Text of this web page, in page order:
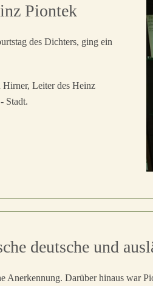
Piontek
des Dichters, ging ein
Leiter des Heinz
Stadt.
deutsche und
Anerkennung. Darüber hinaus war